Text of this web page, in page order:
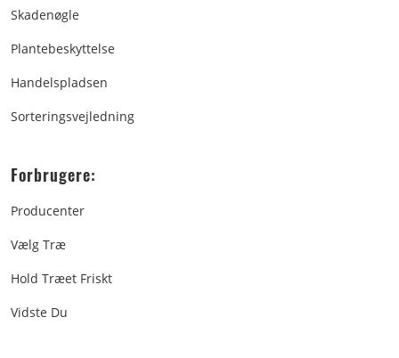
Skadenøgle
Plantebeskyttelse
Handelspladsen
Sorteringsvejledning
Forbrugere:
Producenter
Vælg Træ
Hold Træet Friskt
Vidste Du